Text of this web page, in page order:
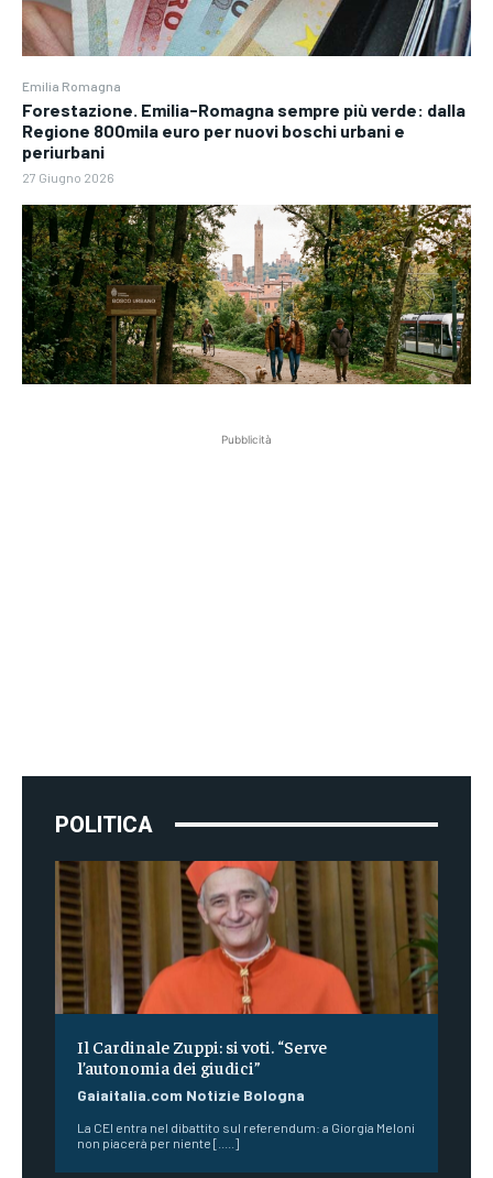
Emilia Romagna
Forestazione. Emilia-Romagna sempre più verde: dalla
Regione 800mila euro per nuovi boschi urbani e
periurbani
27 Giugno 2026
Pubblicità
POLITICA
Il Cardinale Zuppi: si voti. “Serve
l’autonomia dei giudici”
Gaiaitalia.com Notizie Bologna
La CEI entra nel dibattito sul referendum: a Giorgia Meloni
non piacerà per niente [.....]